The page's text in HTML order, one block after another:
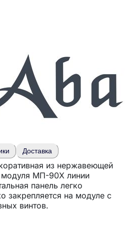
Доставка
из нержавеющей
модуля МП-90Х линии
панель легко
закрепляется на модуле с
винтов.